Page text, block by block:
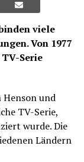
viele
Von 1977
Serie
Henson und
TV-Serie,
wurde. Die
Ländern